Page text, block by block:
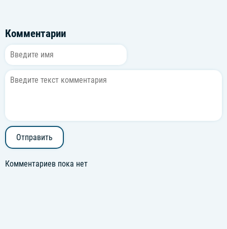
Комментарии
Отправить
Комментариев пока нет